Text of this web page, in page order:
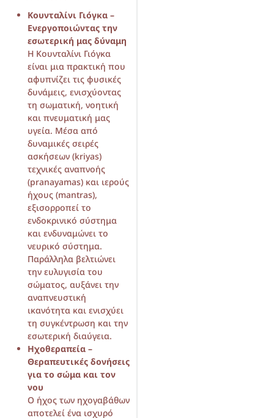
Κουνταλίνι Γιόγκα –
Ενεργοποιώντας την
εσωτερική μας δύναμη
Η Κουνταλίνι Γιόγκα
είναι μια πρακτική που
αφυπνίζει τις φυσικές
δυνάμεις, ενισχύοντας
τη σωματική, νοητική
και πνευματική μας
υγεία. Μέσα από
δυναμικές σειρές
ασκήσεων (kriyas)
τεχνικές αναπνοής
(pranayamas) και ιερούς
ήχους (mantras),
εξισορροπεί το
ενδοκρινικό σύστημα
και ενδυναμώνει το
νευρικό σύστημα.
Παράλληλα βελτιώνει
την ευλυγισία του
σώματος, αυξάνει την
αναπνευστική
ικανότητα και ενισχύει
τη συγκέντρωση και την
εσωτερική διαύγεια.
Ηχοθεραπεία –
Θεραπευτικές δονήσεις
για το σώμα και τον
νου
Ο ήχος των ηχογαβάθων
αποτελεί ένα ισχυρό